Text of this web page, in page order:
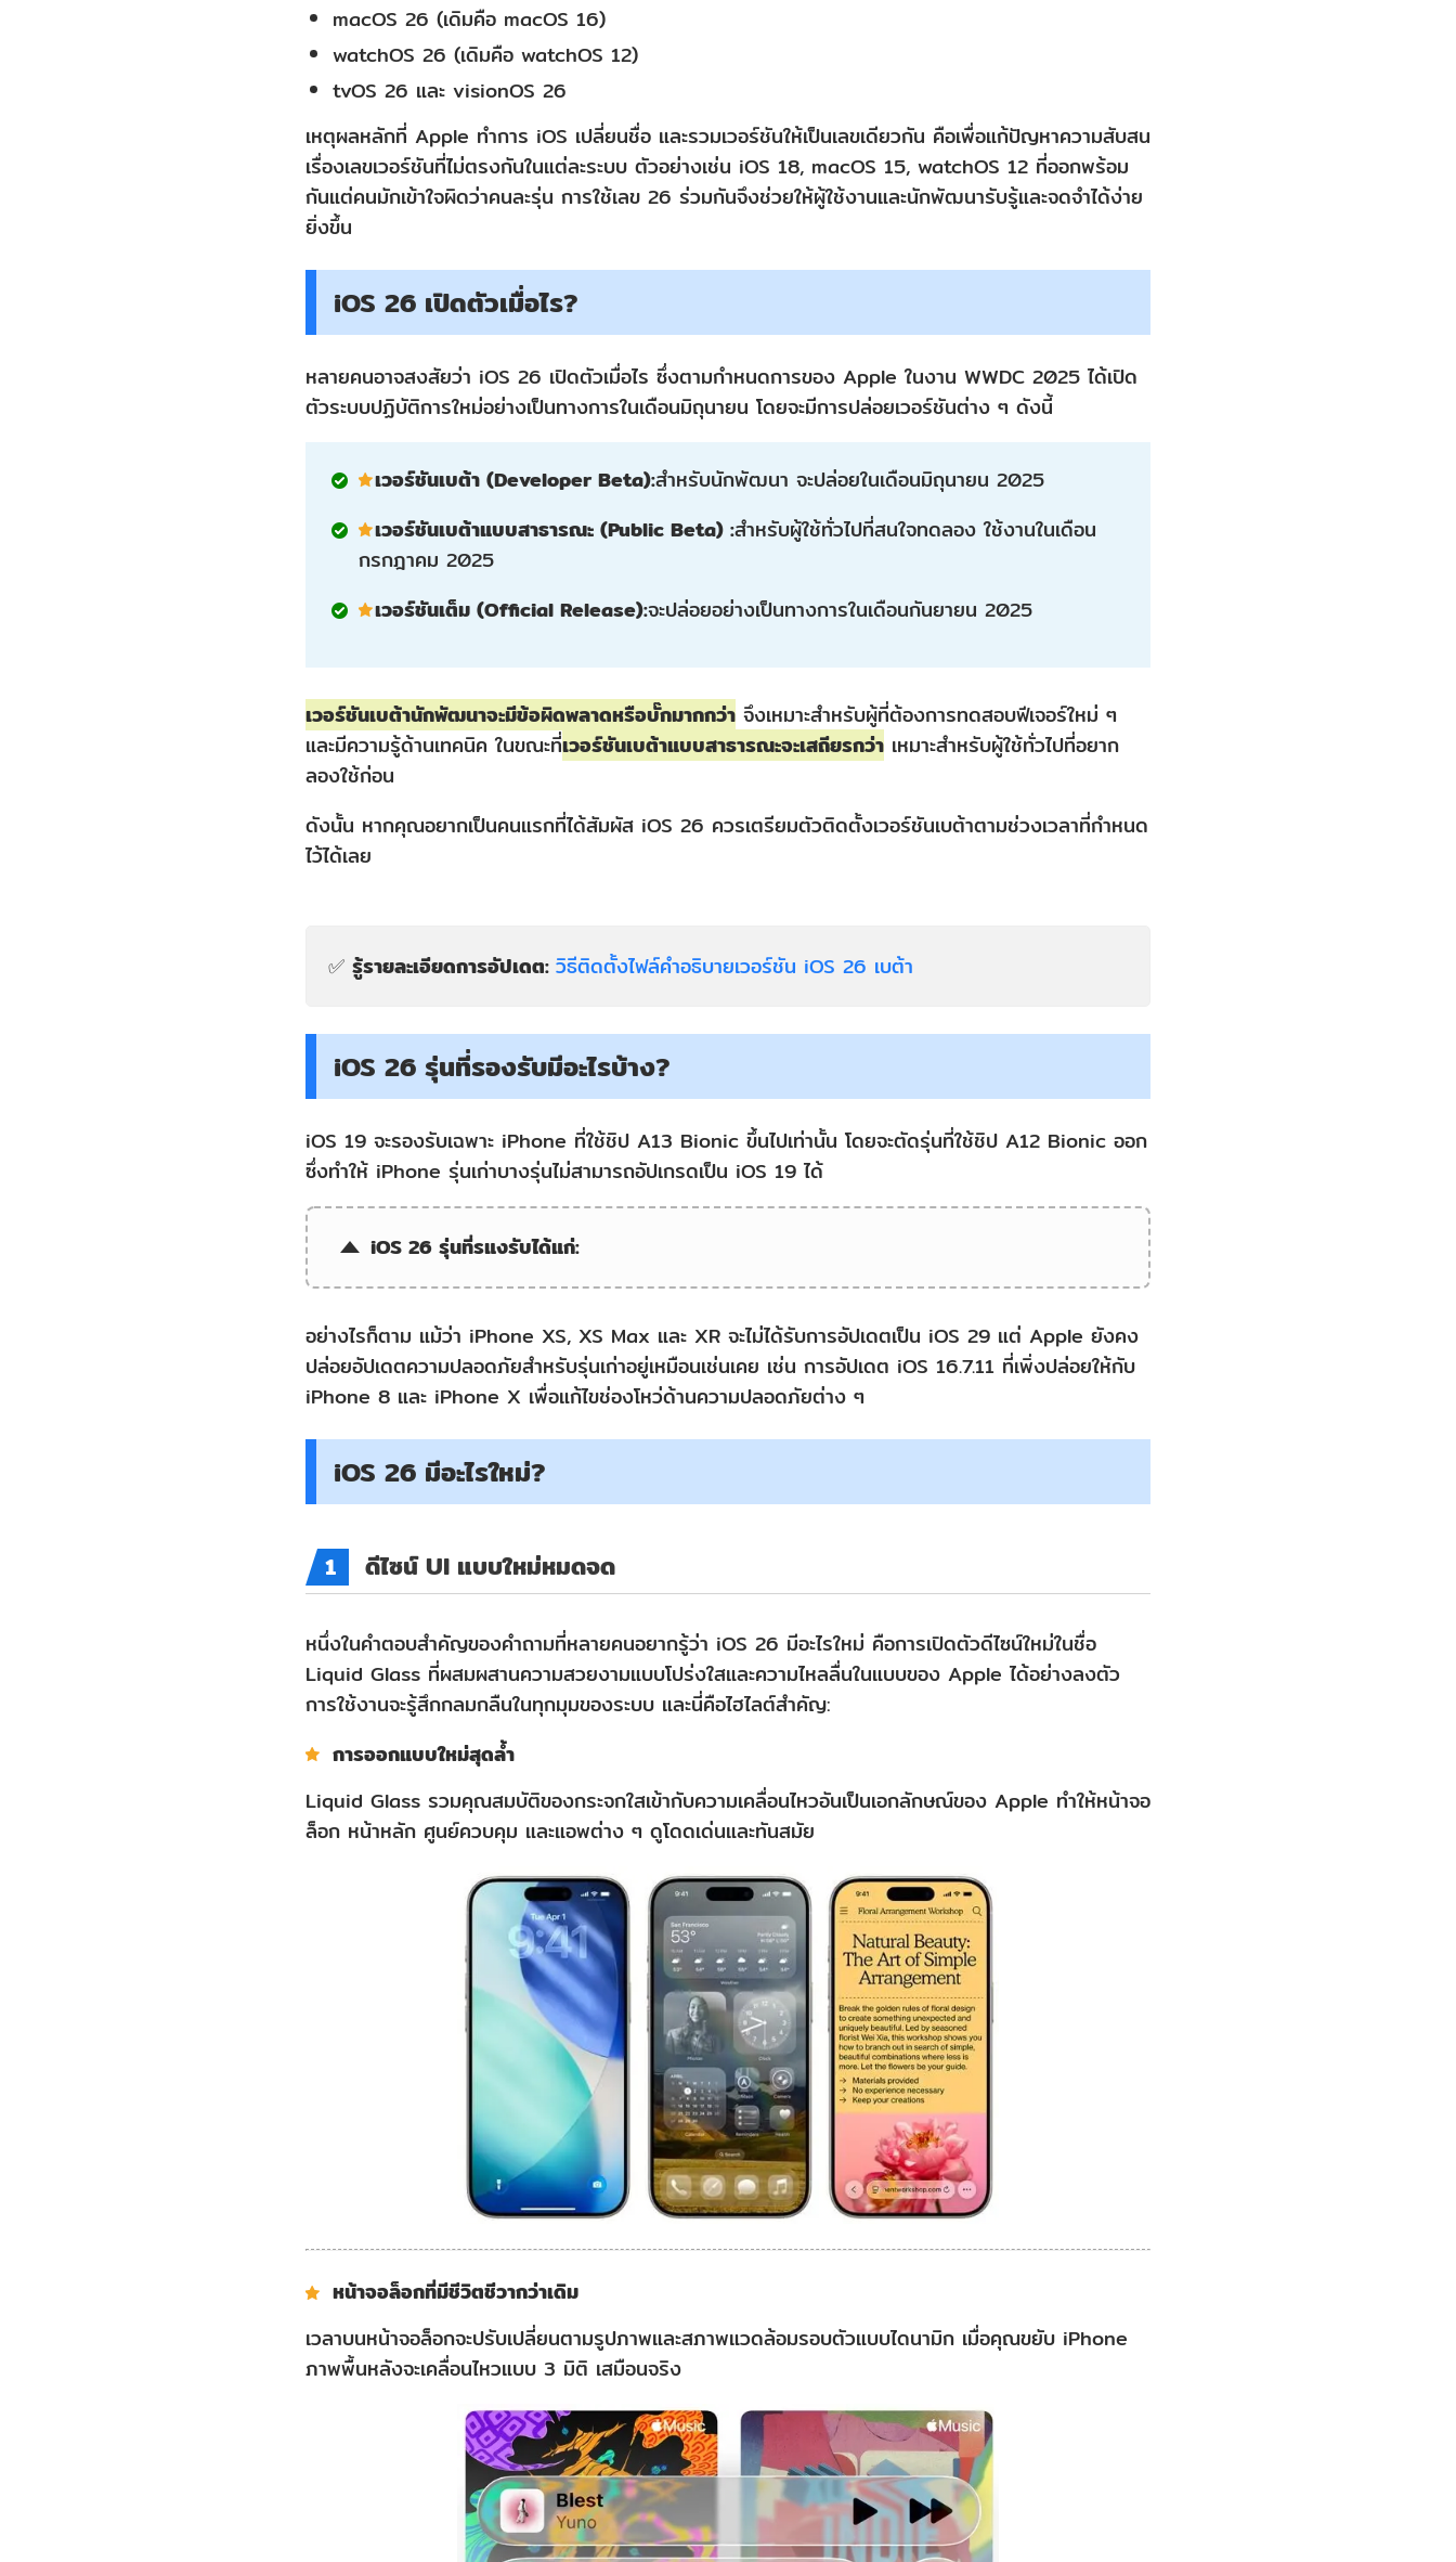
ชื่อ
เป็น
iOS
26?
ส่วน
ที่
iOS
26
เปิด
ตัว
เมื่อไร?
ที่
3:
iOS
รุ่น
รองรับ
มี
อะไร
ส่วน
26
อะไร
ที่
iOS
อะไร
ใหม่
ใน
แอพ
ต่าง
macOS 26 (เดิมคือ macOS 16)
watchOS 26 (เดิมคือ watchOS 12)
tvOS 26 และ visionOS 26
เหตุผลหลักที่ Apple ทำการ iOS เปลี่ยนชื่อ และรวมเวอร์ชันให้เป็นเลขเดียวกัน คือเพื่อแก้ปัญหาความสับสน
เรื่องเลขเวอร์ชันที่ไม่ตรงกันในแต่ละระบบ ตัวอย่างเช่น iOS 18, macOS 15, watchOS 12 ที่ออกพร้อม
กันแต่คนมักเข้าใจผิดว่าคนละรุ่น การใช้เลข 26 ร่วมกันจึงช่วยให้ผู้ใช้งานและนักพัฒนารับรู้และจดจำได้ง่าย
ยิ่งขึ้น
iOS 26 เปิดตัวเมื่อไร?
หลายคนอาจสงสัยว่า iOS 26 เปิดตัวเมื่อไร ซึ่งตามกำหนดการของ Apple ในงาน WWDC 2025 ได้เปิด
ตัวระบบปฏิบัติการใหม่อย่างเป็นทางการในเดือนมิถุนายน โดยจะมีการปล่อยเวอร์ชันต่าง ๆ ดังนี้
เวอร์ชันเบต้า (Developer Beta):สำหรับนักพัฒนา จะปล่อยในเดือนมิถุนายน 2025
เวอร์ชันเบต้าแบบสาธารณะ (Public Beta) :สำหรับผู้ใช้ทั่วไปที่สนใจทดลอง ใช้งานในเดือน
กรกฎาคม 2025
เวอร์ชันเต็ม (Official Release):จะปล่อยอย่างเป็นทางการในเดือนกันยายน 2025
เวอร์ชันเบต้านักพัฒนาจะมีข้อผิดพลาดหรือบั๊กมากกว่า จึงเหมาะสำหรับผู้ที่ต้องการทดสอบฟีเจอร์ใหม่ ๆ
และมีความรู้ด้านเทคนิค ในขณะที่เวอร์ชันเบต้าแบบสาธารณะจะเสถียรกว่า เหมาะสำหรับผู้ใช้ทั่วไปที่อยาก
ลองใช้ก่อน
ดังนั้น หากคุณอยากเป็นคนแรกที่ได้สัมผัส iOS 26 ควรเตรียมตัวติดตั้งเวอร์ชันเบต้าตามช่วงเวลาที่กำหนด
ไว้ได้เลย
✅ รู้รายละเอียดการอัปเดต: วิธีติดตั้งไฟล์คำอธิบายเวอร์ชัน iOS 26 เบต้า
iOS 26 รุ่นที่รองรับมีอะไรบ้าง?
iOS 19 จะรองรับเฉพาะ iPhone ที่ใช้ชิป A13 Bionic ขึ้นไปเท่านั้น โดยจะตัดรุ่นที่ใช้ชิป A12 Bionic ออก
ซึ่งทำให้ iPhone รุ่นเก่าบางรุ่นไม่สามารถอัปเกรดเป็น iOS 19 ได้
iOS 26 รุ่นที่รแงรับได้แก่:
อย่างไรก็ตาม แม้ว่า iPhone XS, XS Max และ XR จะไม่ได้รับการอัปเดตเป็น iOS 29 แต่ Apple ยังคง
ปล่อยอัปเดตความปลอดภัยสำหรับรุ่นเก่าอยู่เหมือนเช่นเคย เช่น การอัปเดต iOS 16.7.11 ที่เพิ่งปล่อยให้กับ
iPhone 8 และ iPhone X เพื่อแก้ไขช่องโหว่ด้านความปลอดภัยต่าง ๆ
iOS 26 มีอะไรใหม่?
1 ดีไซน์ UI แบบใหม่หมดจด
หนึ่งในคำตอบสำคัญของคำถามที่หลายคนอยากรู้ว่า iOS 26 มีอะไรใหม่ คือการเปิดตัวดีไซน์ใหม่ในชื่อ
Liquid Glass ที่ผสมผสานความสวยงามแบบโปร่งใสและความไหลลื่นในแบบของ Apple ได้อย่างลงตัว
การใช้งานจะรู้สึกกลมกลืนในทุกมุมของระบบ และนี่คือไฮไลต์สำคัญ:
การออกแบบใหม่สุดล้ำ
Liquid Glass รวมคุณสมบัติของกระจกใสเข้ากับความเคลื่อนไหวอันเป็นเอกลักษณ์ของ Apple ทำให้หน้าจอ
ล็อก หน้าหลัก ศูนย์ควบคุม และแอพต่าง ๆ ดูโดดเด่นและทันสมัย
หน้าจอล็อกที่มีชีวิตชีวากว่าเดิม
เวลาบนหน้าจอล็อกจะปรับเปลี่ยนตามรูปภาพและสภาพแวดล้อมรอบตัวแบบไดนามิก เมื่อคุณขยับ iPhone
ภาพพื้นหลังจะเคลื่อนไหวแบบ 3 มิติ เสมือนจริง